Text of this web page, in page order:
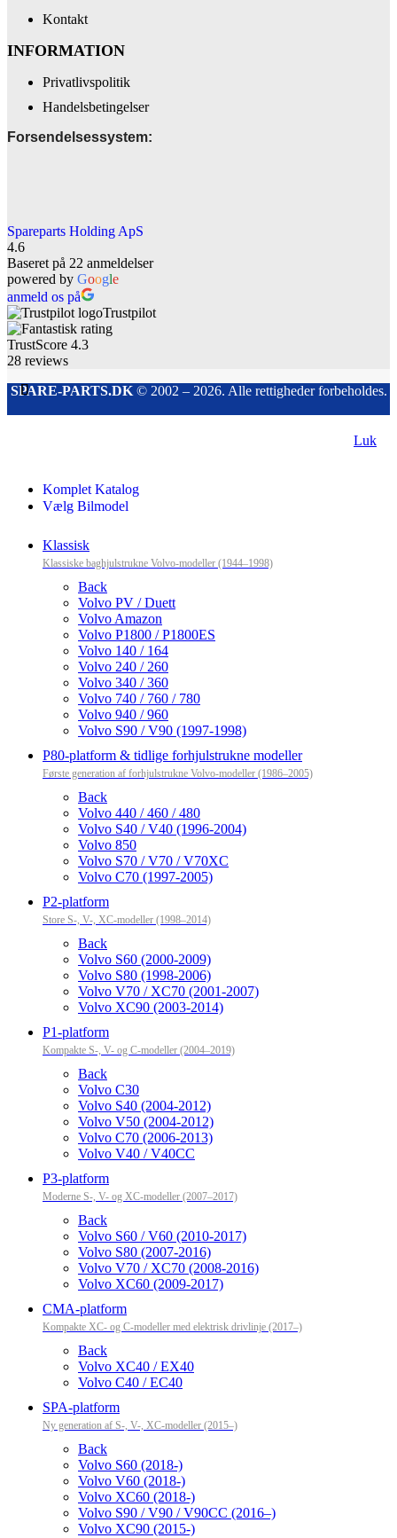
Kontakt
INFORMATION
Privatlivspolitik
Handelsbetingelser
Forsendelsessystem:
Spareparts Holding ApS
4.6
Baseret på 22 anmeldelser
powered by Google
anmeld os på
Trustpilot
TrustScore 4.3
28 reviews
SPARE-PARTS.DK© 2002 – 2026. Alle rettigheder forbeholdes.
Luk
Komplet Katalog
Vælg Bilmodel
Klassisk
Klassiske baghjulstrukne Volvo-modeller (1944–1998)
Back
Volvo PV / Duett
Volvo Amazon
Volvo P1800 / P1800ES
Volvo 140 / 164
Volvo 240 / 260
Volvo 340 / 360
Volvo 740 / 760 / 780
Volvo 940 / 960
Volvo S90 / V90 (1997-1998)
P80-platform & tidlige forhjulstrukne modeller
Første generation af forhjulstrukne Volvo-modeller (1986–2005)
Back
Volvo 440 / 460 / 480
Volvo S40 / V40 (1996-2004)
Volvo 850
Volvo S70 / V70 / V70XC
Volvo C70 (1997-2005)
P2-platform
Store S-, V-, XC-modeller (1998–2014)
Back
Volvo S60 (2000-2009)
Volvo S80 (1998-2006)
Volvo V70 / XC70 (2001-2007)
Volvo XC90 (2003-2014)
P1-platform
Kompakte S-, V- og C-modeller (2004–2019)
Back
Volvo C30
Volvo S40 (2004-2012)
Volvo V50 (2004-2012)
Volvo C70 (2006-2013)
Volvo V40 / V40CC
P3-platform
Moderne S-, V- og XC-modeller (2007–2017)
Back
Volvo S60 / V60 (2010-2017)
Volvo S80 (2007-2016)
Volvo V70 / XC70 (2008-2016)
Volvo XC60 (2009-2017)
CMA-platform
Kompakte XC- og C-modeller med elektrisk drivlinje (2017–)
Back
Volvo XC40 / EX40
Volvo C40 / EC40
SPA-platform
Ny generation af S-, V-, XC-modeller (2015–)
Back
Volvo S60 (2018-)
Volvo V60 (2018-)
Volvo XC60 (2018-)
Volvo S90 / V90 / V90CC (2016–)
Volvo XC90 (2015-)